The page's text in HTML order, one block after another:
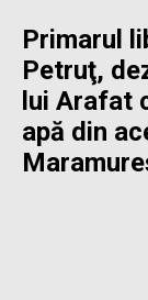
Primarul
Petruţ,
lui Arafat
apă din